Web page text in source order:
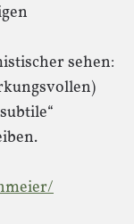
sehen: